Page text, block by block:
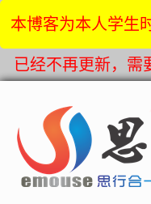
本博客为本人学生
已经不再更新，需